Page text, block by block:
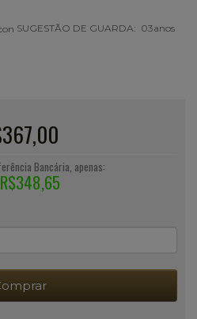
SUGESTÃO DE GUARDA: 03anos
Bancária, apenas: